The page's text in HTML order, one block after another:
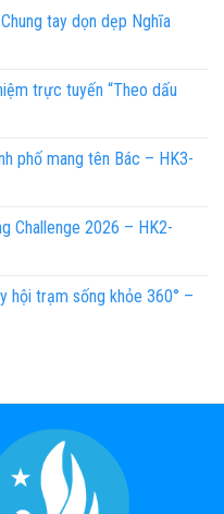
tay dọn dẹp Nghĩa
trực tuyến “Theo dấu
phố mang tên Bác – HK3-
Challenge 2026 – HK2-
hội trạm sống khỏe 360° –